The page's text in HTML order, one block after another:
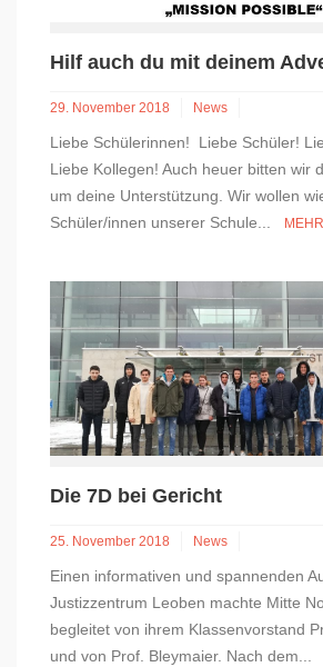
Hilf auch du mit deinem
29. November 2018 News
Liebe Schülerinnen! Liebe Schüler!
Liebe Kollegen! Auch heuer bitten wir
um deine Unterstützung. Wir wollen
Schüler/innen unserer Schule...
Die 7D bei Gericht
25. November 2018 News
Einen informativen und spannenden
Justizzentrum Leoben machte Mitte
begleitet von ihrem Klassenvorstand
und von Prof. Bleymaier. Nach dem...